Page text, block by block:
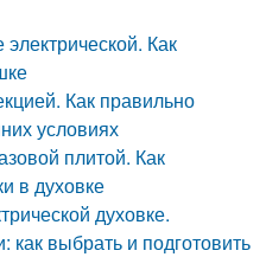
Как
Как правильно
условиях
плитой. Как
в духовке
духовке.
выбрать и подготовить